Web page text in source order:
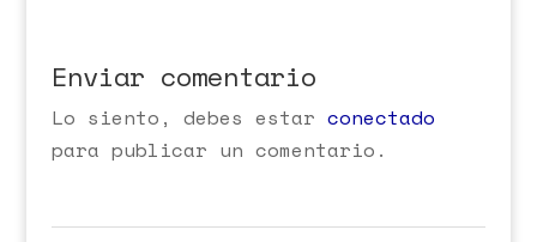
Enviar comentario
Lo siento, debes estar conectado
para publicar un comentario.